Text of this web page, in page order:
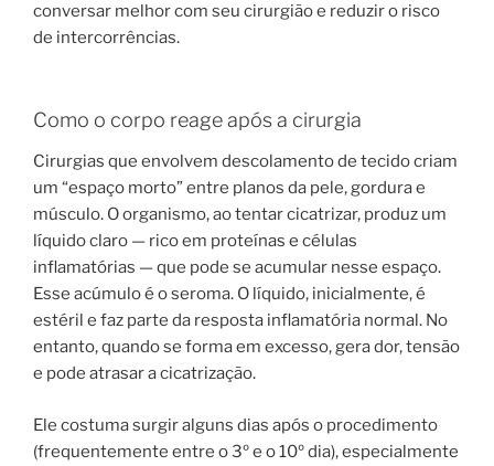
conversar melhor com seu cirurgião e reduzir o risco
de intercorrências.
Como o corpo reage após a cirurgia
Cirurgias que envolvem descolamento de tecido criam
um “espaço morto” entre planos da pele, gordura e
músculo. O organismo, ao tentar cicatrizar, produz um
líquido claro — rico em proteínas e células
inflamatórias — que pode se acumular nesse espaço.
Esse acúmulo é o seroma. O líquido, inicialmente, é
estéril e faz parte da resposta inflamatória normal. No
entanto, quando se forma em excesso, gera dor, tensão
e pode atrasar a cicatrização.
Ele costuma surgir alguns dias após o procedimento
(frequentemente entre o 3º e o 10º dia), especialmente